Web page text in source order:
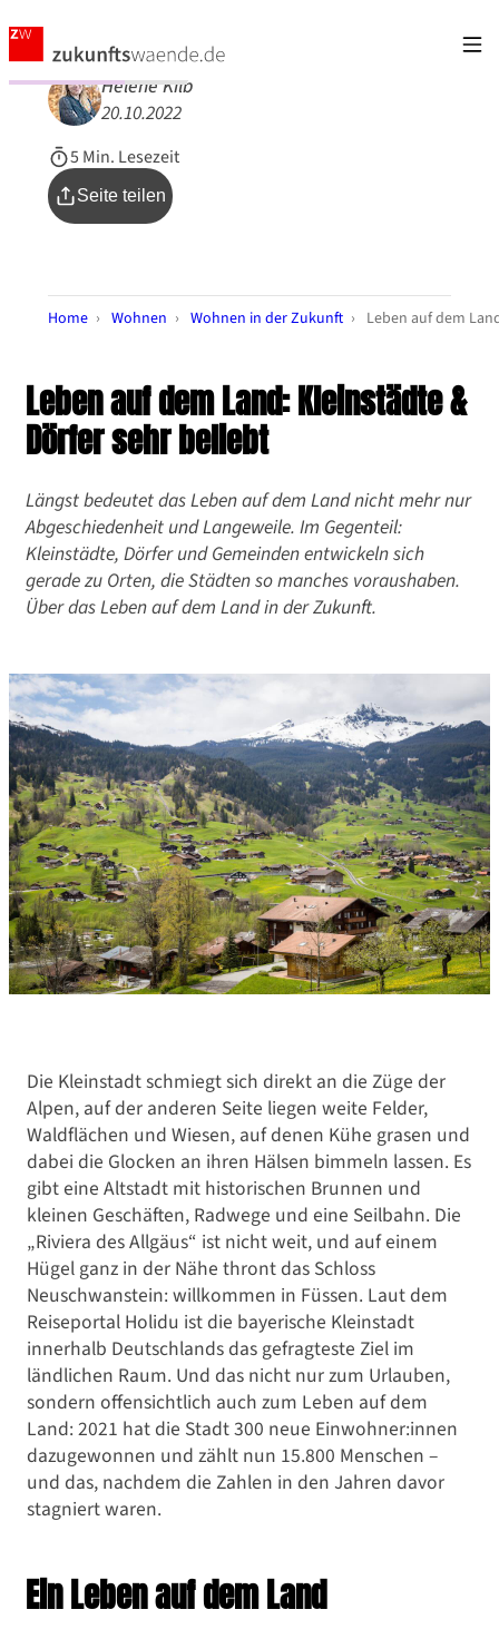
Helene Kilb
20.10.2022
5 Min. Lesezeit
Seite teilen
Home › Wohnen › Wohnen in der Zukunft › Leben auf dem
Leben auf dem Land: Kleinstädte &
Dörfer sehr beliebt
Längst bedeutet das Leben auf dem Land nicht mehr nur
Abgeschiedenheit und Langeweile. Im Gegenteil:
Kleinstädte, Dörfer und Gemeinden entwickeln sich
gerade zu Orten, die Städten so manches voraushaben.
Über das Leben auf dem Land in der Zukunft.
Die Kleinstadt schmiegt sich direkt an die Züge der
Alpen, auf der anderen Seite liegen weite Felder,
Waldflächen und Wiesen, auf denen Kühe grasen und
dabei die Glocken an ihren Hälsen bimmeln lassen. Es
gibt eine Altstadt mit historischen Brunnen und
kleinen Geschäften, Radwege und eine Seilbahn. Die
„Riviera des Allgäus“ ist nicht weit, und auf einem
Hügel ganz in der Nähe thront das Schloss
Neuschwanstein: willkommen in Füssen. Laut dem
Reiseportal Holidu ist die bayerische Kleinstadt
innerhalb Deutschlands das gefragteste Ziel im
ländlichen Raum. Und das nicht nur zum Urlauben,
sondern offensichtlich auch zum Leben auf dem
Land: 2021 hat die Stadt 300 neue Einwohner:innen
dazugewonnen und zählt nun 15.800 Menschen –
und das, nachdem die Zahlen in den Jahren davor
stagniert waren.
Ein Leben auf dem Land